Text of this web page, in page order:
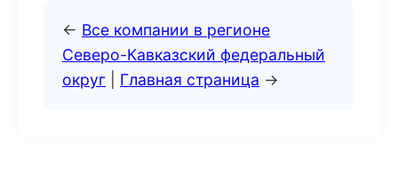
← Все компании в регионе
Северо-Кавказский федеральный
округ
Главная страница →